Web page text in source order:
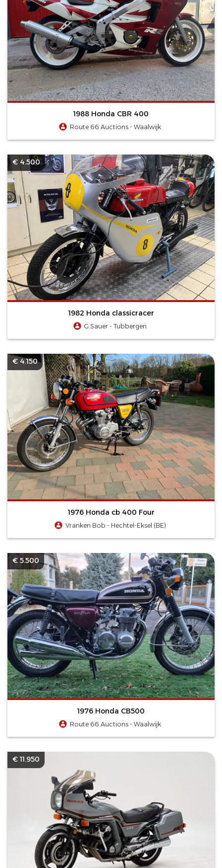
1988 Honda CBR 400
Route 66 Auctions - Waalwijk
€ 4.500
1982 Honda classicracer
G.Sauer - Tubbergen
€ 4.150
1976 Honda cb 400 Four
Vranken Bob - Hechtel-Eksel (BE)
€ 5.500
1976 Honda CB500
Route 66 Auctions - Waalwijk
€ 11.950